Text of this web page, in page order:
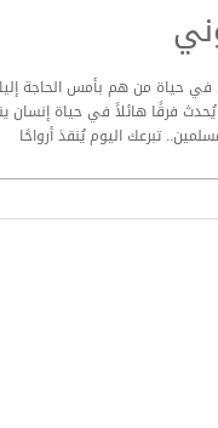
في حياة من هم بأمس الحاجة
فرقًا هائلاً في حياة إنسان
تبرعك اليوم يُنقذ أرواحًا